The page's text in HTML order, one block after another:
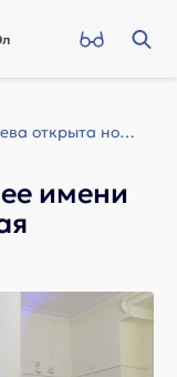
В Национальном музее имени Евсеева открыта новая экспозиция
имени